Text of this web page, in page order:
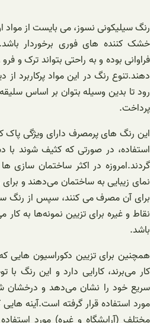
رنگ سیلیکونی نسوز، می بایست از مواد
خشک کننده های فوری برخوردار
فراوانی بوده و به راحتی بتواند ترک و
دهند.تنوع رنگ در این مواد پرکاربرد
رود تا بدین وسیله بتوان بر اساس
پرداخت.
این رنگ های پرمصرف دارای ویژگی پاک
استفاده، در صورتی که کثیف شوند با
گردند.امروزه در اکثر ساختمان سازی
نمای زیبایی به ساختمان می‌دهند و برای
برای آن مصرف می کنند، سپس از رنگ
نقاط و غیره برای تزیین نمونه‌ها به
باشد.
همچنین برای تزیین دکوراسیون هایی
کار می‌برند، کارایی دارد و این رنگ با
سریع خود را نشان می‌دهد و
مورد استفاده قرار گرفته است.آینه